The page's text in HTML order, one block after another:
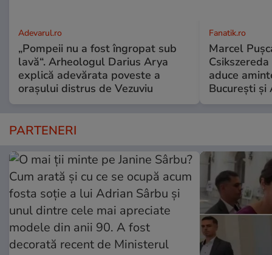
Adevarul.ro
„Pompeii nu a fost îngropat sub
lavă“. Arheologul Darius Arya
explică adevărata poveste a
orașului distrus de Vezuviu
Fanatik.ro
Marcel
aduce
București și
PARTENERI